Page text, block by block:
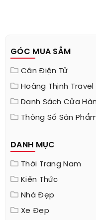
GÓC MUA SẮM
Cân Điện Tử
Hoàng Thịnh Travel
Danh Sách Cửa
Thông Số Sản
DANH MỤC
Thời Trang Nam
Kiến Thức
Nhà Đẹp
Xe Đẹp